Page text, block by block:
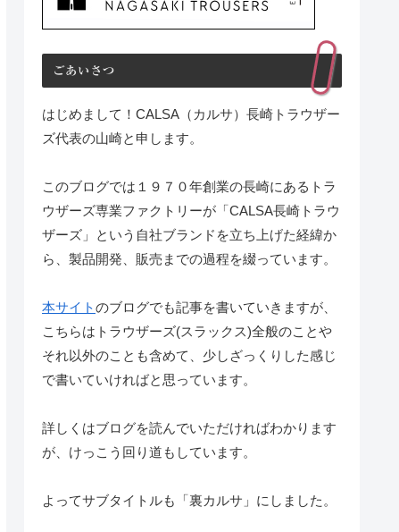
ごあいさつ
はじめまして！CALSA（カルサ）長崎トラウザー
ズ代表の山崎と申します。
このブログでは１９７０年創業の長崎にあるトラ
ウザーズ専業ファクトリーが「CALSA長崎トラウ
ザーズ」という自社ブランドを立ち上げた経緯か
ら、製品開発、販売までの過程を綴っています。
本サイトのブログでも記事を書いていきますが、
こちらはトラウザーズ(スラックス)全般のことや
それ以外のことも含めて、少しざっくりした感じ
で書いていければと思っています。
詳しくはブログを読んでいただければわかります
が、けっこう回り道もしています。
よってサブタイトルも「裏カルサ」にしました。